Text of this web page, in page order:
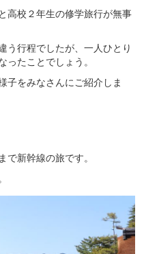
高校２年生の修学旅行が無事
う行程でしたが、一人ひとり
ったことでしょう。
子をみなさんにご紹介しま
で新幹線の旅です。